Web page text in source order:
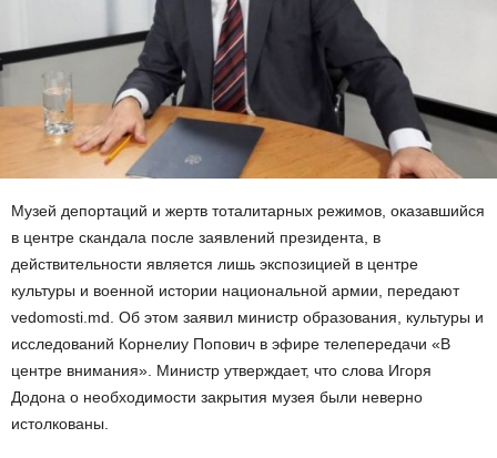
Музей депортаций и жертв тоталитарных режимов, оказавшийся
в центре скандала после заявлений президента, в
действительности является лишь экспозицией в центре
культуры и военной истории национальной армии, передают
vedomosti.md. Об этом заявил министр образования, культуры и
исследований Корнелиу Попович в эфире телепередачи «В
центре внимания». Министр утверждает, что слова Игоря
Додона о необходимости закрытия музея были неверно
истолкованы.